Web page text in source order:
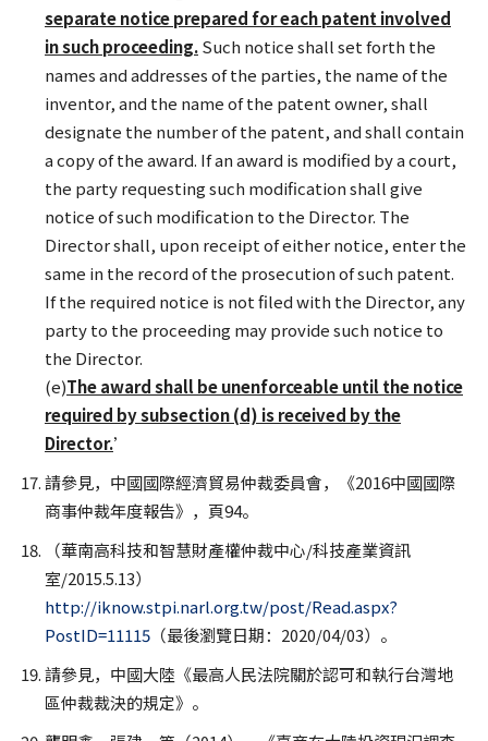
separate notice prepared for each patent involved
in such proceeding.Such notice shall set forth the
names and addresses of the parties, the name of the
inventor, and the name of the patent owner, shall
designate the number of the patent, and shall contain
a copy of the award. If an award is modified by a court,
the party requesting such modification shall give
notice of such modification to the Director. The
Director shall, upon receipt of either notice, enter the
same in the record of the prosecution of such patent.
If the required notice is not filed with the Director, any
party to the proceeding may provide such notice to
the Director.
(e)The award shall be unenforceable until the notice
required by subsection (d) is received by the
Director.’
請參見，中國國際經濟貿易仲裁委員會，《2016中國國際
商事仲裁年度報告》，頁94。
（華南高科技和智慧財產權仲裁中心/科技產業資訊
室/2015.5.13）
http://iknow.stpi.narl.org.tw/post/Read.aspx?
PostID=11115 （最後瀏覽日期：2020/04/03）。
請參見，中國大陸《最高人民法院關於認可和執行台灣地
區仲裁裁決的規定》。